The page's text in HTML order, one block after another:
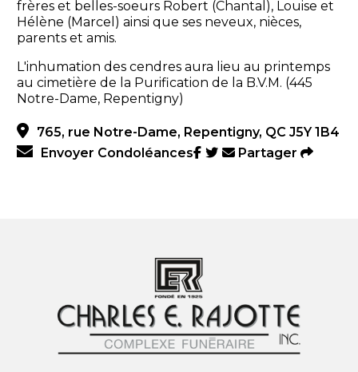
frères et belles-soeurs Robert (Chantal), Louise et
Hélène (Marcel) ainsi que ses neveux, nièces,
parents et amis.
L'inhumation des cendres aura lieu au printemps
au cimetière de la Purification de la B.V.M. (445
Notre-Dame, Repentigny)
765, rue Notre-Dame, Repentigny, QC J5Y 1B4
Envoyer Condoléances
Partager